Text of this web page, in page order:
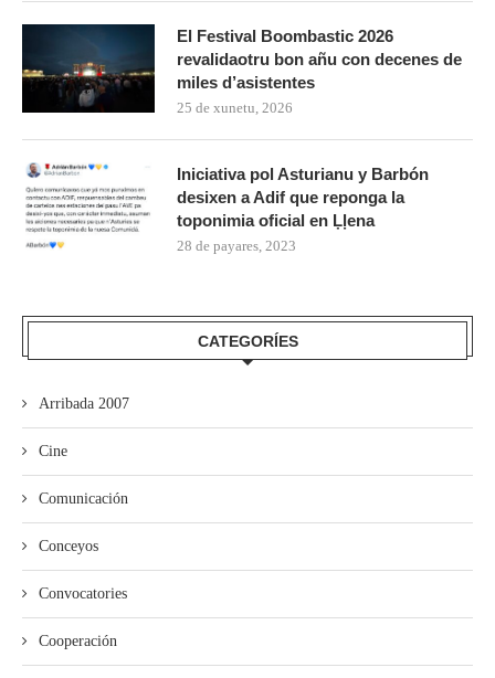
El Festival Boombastic 2026
revalidaotru bon añu con decenes de
miles d’asistentes
25 de xunetu, 2026
Iniciativa pol Asturianu y Barbón
desixen a Adif que reponga la
toponimia oficial en Ḷḷena
28 de payares, 2023
CATEGORÍES
Arribada 2007
Cine
Comunicación
Conceyos
Convocatories
Cooperación